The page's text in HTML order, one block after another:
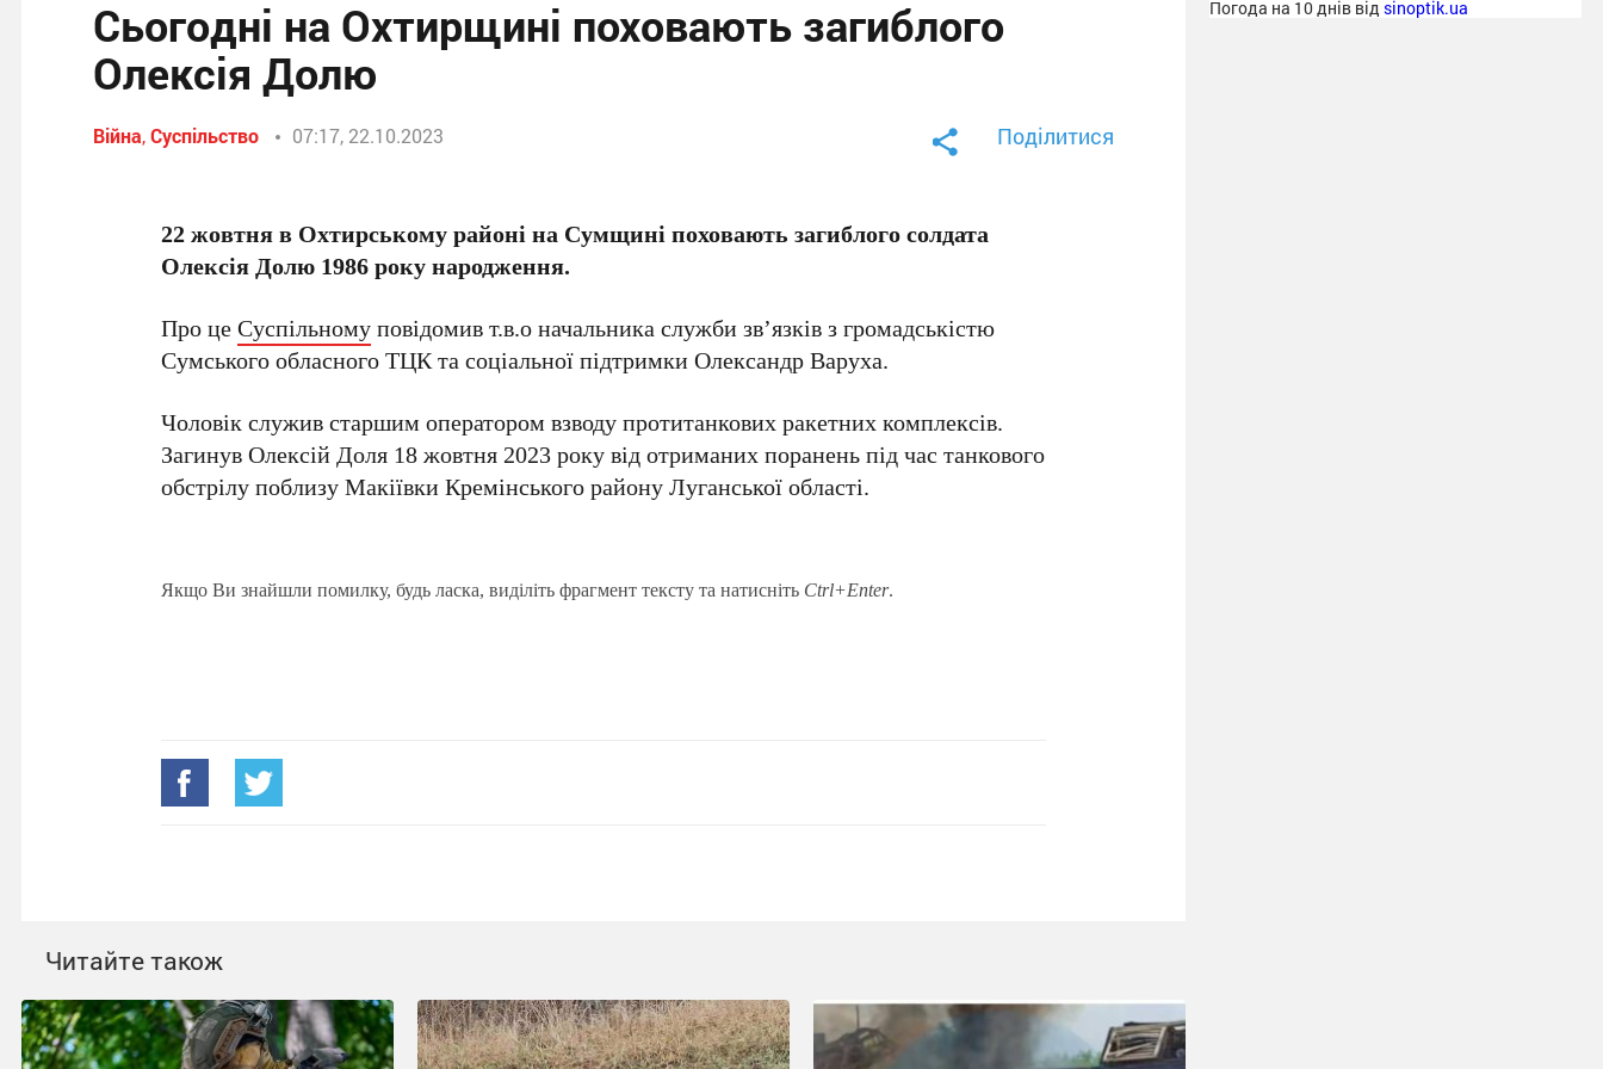
Сьогодні на Охтирщині поховають загиблого
Олексія Долю
Війна,Суспільство 07:17, 22.10.2023 Поділитися
22 жовтня в Охтирському районі на Сумщині поховають загиблого солдата
Олексія Долю 1986 року народження.
Про цеСуспільномуповідомив т.в.о начальника служби зв’язків з громадськістю
Сумського обласного ТЦК та соціальної підтримки Олександр Варуха.
Чоловік служив старшим оператором взводу протитанкових ракетних комплексів.
Загинув Олексій Доля 18 жовтня 2023 року від отриманих поранень під час танкового
обстрілу поблизу Макіївки Кремінського району Луганської області.
Якщо Ви знайшли помилку, будь ласка, виділіть фрагмент тексту та натисніть Ctrl+Enter.
Читайте також
Погода на 10 днів від sinoptik.ua